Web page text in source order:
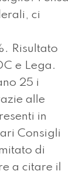
ci
Risultato
e Lega.
25 i
alle
in
Consigli
di
a citare il